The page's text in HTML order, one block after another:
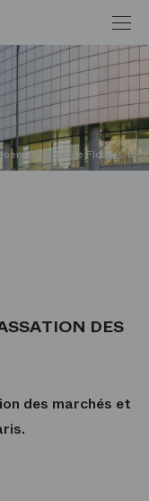
Tendance Floue/OnP
DES
des marchés et